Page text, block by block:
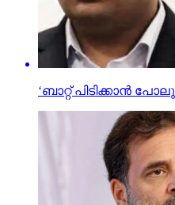
‘ബാറ്റ് പിടിക്കാൻ